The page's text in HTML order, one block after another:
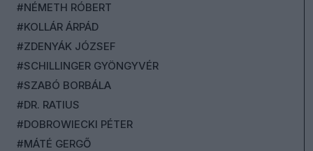
#NÉMETH RÓBERT
#KOLLÁR ÁRPÁD
#ZDENYÁK JÓZSEF
#SCHILLINGER GYÖNGYVÉR
#SZABÓ BORBÁLA
#DR. RATIUS
#DOBROWIECKI PÉTER
#MÁTÉ GERGŐ